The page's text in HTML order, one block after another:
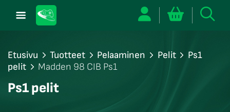
Etusivu Tuotteet Pelaaminen Pelit
Ps1
pelit
Madden 98 CIB Ps1
Ps1 pelit
sulje